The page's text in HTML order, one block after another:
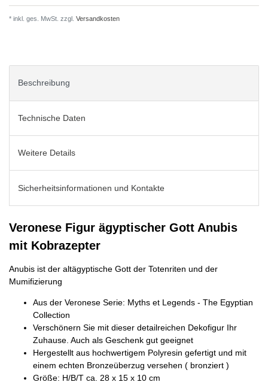
* inkl. ges. MwSt. zzgl. Versandkosten
Beschreibung
Technische Daten
Weitere Details
Sicherheitsinformationen und Kontakte
Veronese Figur ägyptischer Gott Anubis
mit Kobrazepter
Anubis ist der altägyptische Gott der Totenriten und der
Mumifizierung
Aus der Veronese Serie: Myths et Legends - The Egyptian
Collection
Verschönern Sie mit dieser detailreichen Dekofigur Ihr
Zuhause. Auch als Geschenk gut geeignet
Hergestellt aus hochwertigem Polyresin gefertigt und mit
einem echten Bronzeüberzug versehen ( bronziert )
Größe: H/B/T ca. 28 x 15 x 10 cm